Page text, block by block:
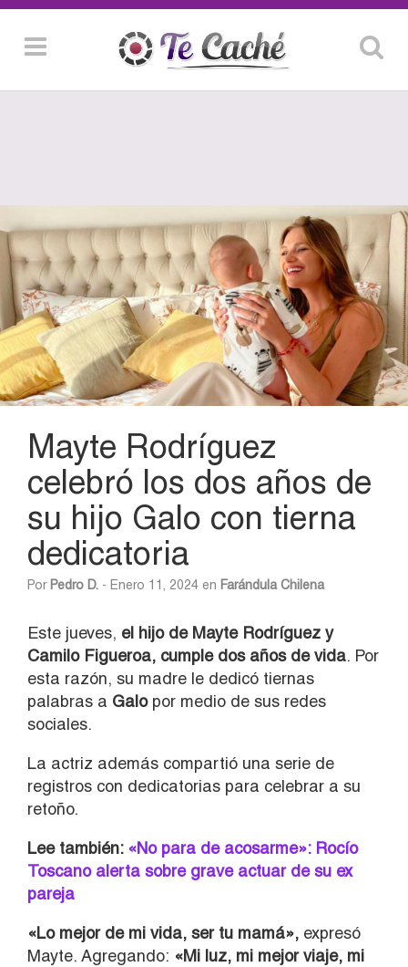
Mayte Rodríguez
celebró los dos años de
su hijo Galo con tierna
dedicatoria
Por Pedro D. - Enero 11, 2024 en Farándula Chilena
Este jueves, el hijo de Mayte Rodríguez y
Camilo Figueroa, cumple dos años de vida. Por
esta razón, su madre le dedicó tiernas
palabras a Galopor medio de sus redes
sociales.
La actriz además compartió una serie de
registros con dedicatorias para celebrar a su
retoño.
Lee también: «No para de acosarme»: Rocío
Toscano alerta sobre grave actuar de su ex
pareja
«Lo mejor de mi vida, ser tu mamá», expresó
Mayte. Agregando: «Mi luz, mi mejor viaje, mi